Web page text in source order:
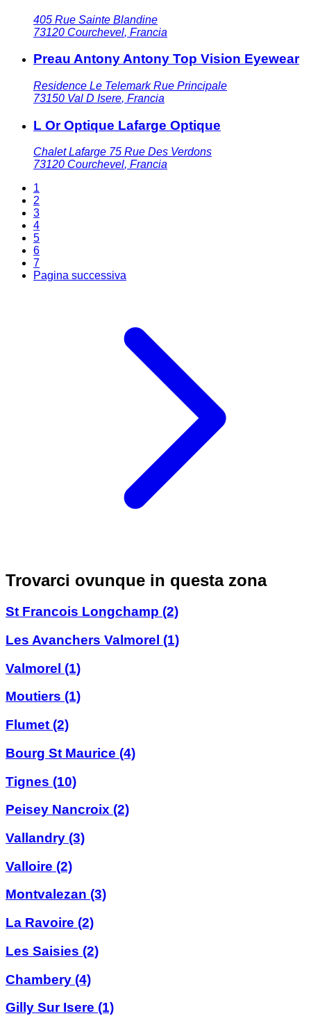
405 Rue Sainte Blandine
73120 Courchevel, Francia
Preau Antony Antony Top Vision Eyewear
Residence Le Telemark Rue Principale
73150 Val D Isere, Francia
L Or Optique Lafarge Optique
Chalet Lafarge 75 Rue Des Verdons
73120 Courchevel, Francia
1
2
3
4
5
6
7
Pagina successiva
Trovarci ovunque in questa zona
St Francois Longchamp (2)
Les Avanchers Valmorel (1)
Valmorel (1)
Moutiers (1)
Flumet (2)
Bourg St Maurice (4)
Tignes (10)
Peisey Nancroix (2)
Vallandry (3)
Valloire (2)
Montvalezan (3)
La Ravoire (2)
Les Saisies (2)
Chambery (4)
Gilly Sur Isere (1)